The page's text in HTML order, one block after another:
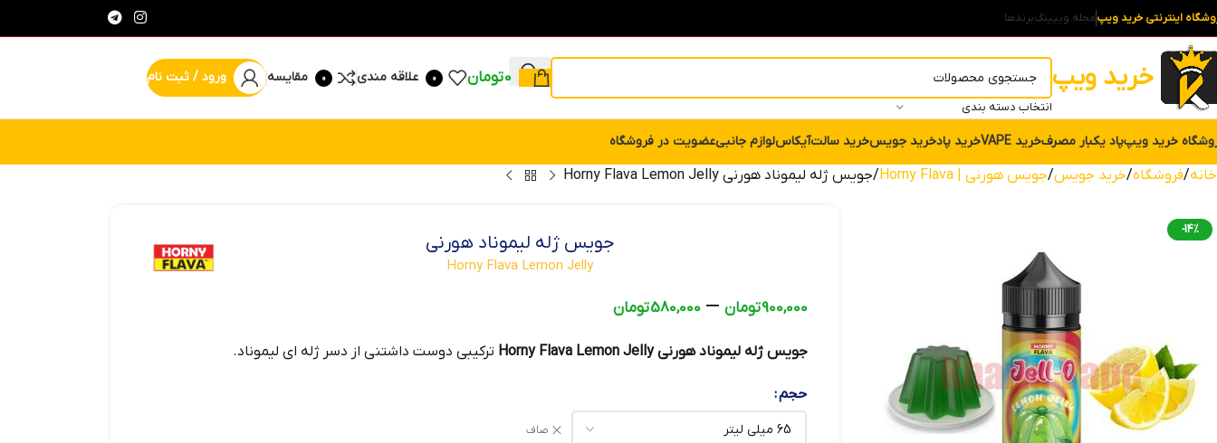
اینترنتی خرید ویپمجله ویپینگبرندها
خرید ویپ
انتخاب دسته بندی
0تومان 0 علاقه مندی 0 مقایسه ورود / ثبت نام
خرید ویپپاد یکبار مصرفخرید VAPE خرید پادخرید جویسخرید سالتآیکاسلوازم جانبیعضویت در فروشگاه
خانه فروشگاه خرید جویس جویس هورنی | Horny Flava جویس ژله لیموناد هورنی Horny Flava Lemon Jelly
-14%
جویس ژله لیموناد هورنی
Horny Flava Lemon Jelly
900,000تومان –
580,000تومان
جویس ژله لیموناد هورنی Horny Flava Lemon Jelly ترکیبی دوست داشتنی از دسر ژله ای لیموناد.
حجم
صاف